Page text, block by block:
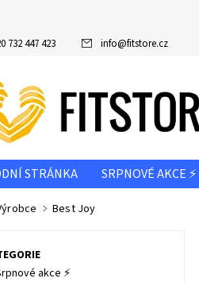
732 447 423 info@fitstore.cz
STRÁNKA SRPNOVÉ AKCE ⚡
VÝROBCE
Best Joy
akce ⚡